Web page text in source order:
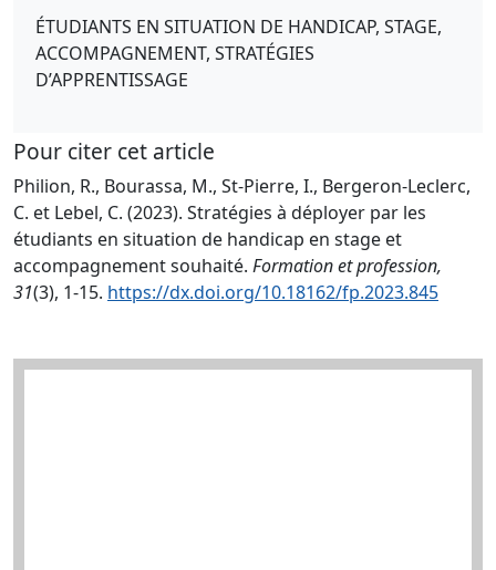
ÉTUDIANTS EN SITUATION DE HANDICAP, STAGE,
ACCOMPAGNEMENT, STRATÉGIES
D’APPRENTISSAGE
Pour citer cet article
Philion, R., Bourassa, M., St-Pierre, I., Bergeron-Leclerc,
C. et Lebel, C. (2023). Stratégies à déployer par les
étudiants en situation de handicap en stage et
accompagnement souhaité. Formation et profession,
31(3), 1-15. https://dx.doi.org/10.18162/fp.2023.845